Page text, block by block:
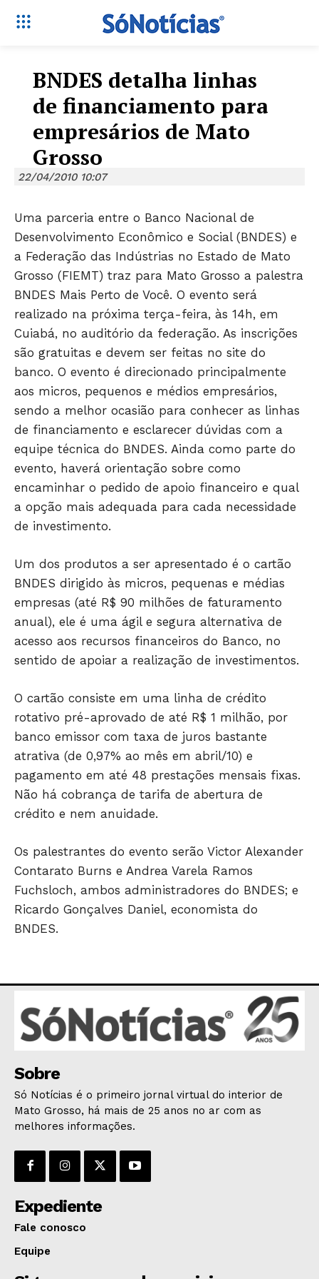
Só Notícias
HOME
POLÍTICA
POLÍCIA
ECONOMIA
OPINIÃO
GERAL
EDUCAÇÃO
BNDES detalha linhas
de financiamento para
empresários de Mato
Grosso
22/04/2010 10:07
Uma parceria entre o Banco Nacional de
Desenvolvimento Econômico e Social (BNDES) e
a Federação das Indústrias no Estado de Mato
Grosso (FIEMT) traz para Mato Grosso a palestra
BNDES Mais Perto de Você. O evento será
realizado na próxima terça-feira, às 14h, em
Cuiabá, no auditório da federação. As inscrições
são gratuitas e devem ser feitas no site do
banco. O evento é direcionado principalmente
aos micros, pequenos e médios empresários,
sendo a melhor ocasião para conhecer as linhas
de financiamento e esclarecer dúvidas com a
equipe técnica do BNDES. Ainda como parte do
evento, haverá orientação sobre como
encaminhar o pedido de apoio financeiro e qual
a opção mais adequada para cada necessidade
de investimento.
Um dos produtos a ser apresentado é o cartão
BNDES dirigido às micros, pequenas e médias
empresas (até R$ 90 milhões de faturamento
anual), ele é uma ágil e segura alternativa de
acesso aos recursos financeiros do Banco, no
sentido de apoiar a realização de investimentos.
O cartão consiste em uma linha de crédito
rotativo pré-aprovado de até R$ 1 milhão, por
banco emissor com taxa de juros bastante
atrativa (de 0,97% ao mês em abril/10) e
pagamento em até 48 prestações mensais fixas.
Não há cobrança de tarifa de abertura de
crédito e nem anuidade.
Os palestrantes do evento serão Victor Alexander
Contarato Burns e Andrea Varela Ramos
Fuchsloch, ambos administradores do BNDES; e
Ricardo Gonçalves Daniel, economista do
BNDES.
Sobre
Só Notícias é o primeiro jornal virtual do interior de
Mato Grosso, há mais de 25 anos no ar com as
melhores informações.
Expediente
Fale conosco
Equipe